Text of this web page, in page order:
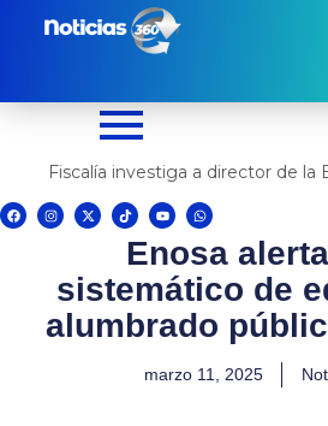
F
a
c
I
n
s
X
-
t
t
e
T
i
k
t
Y
o
u
t
e
W
h
a
t
s
a
p
p
Enosa
sistemático de
alumbrado
marzo 11, 2025